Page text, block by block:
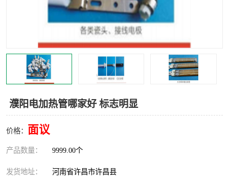
濮阳电加热管哪家好 标志明显
价格： 面议
产品数量： 9999.00个
发货地址： 河南省许昌市许昌县
热环境试验设备
红外辐射表面材料 定波长红外辐射加热器
快速红外辐射聚焦炉